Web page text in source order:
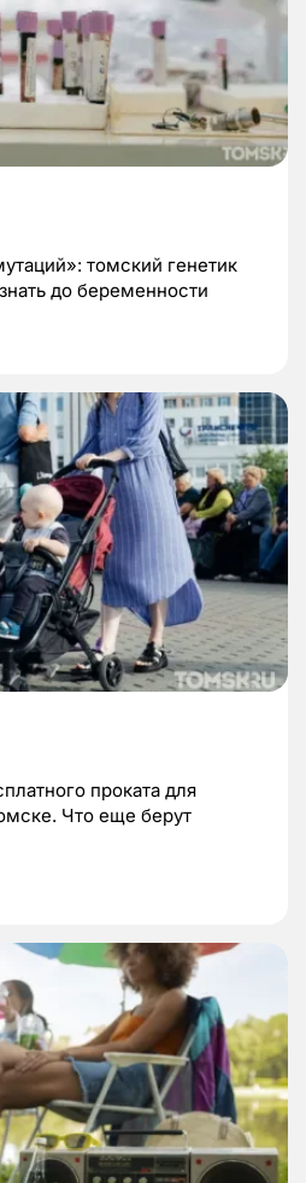
томский генетик
до беременности
проката для
Что еще берут